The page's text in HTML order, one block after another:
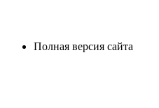
Полная версия сайта